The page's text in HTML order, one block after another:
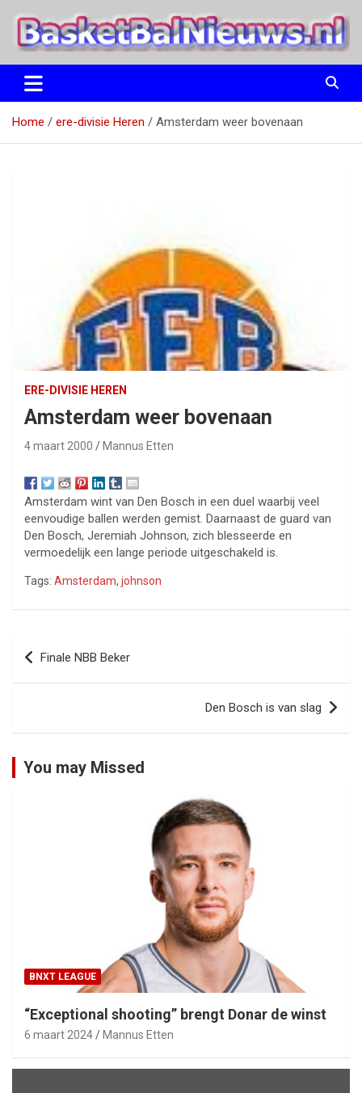
naar
BasketBalNieuws.nl
Etten
Home ere-divisie Heren Amsterdam weer bovenaan
ERE-DIVISIE HEREN
Amsterdam weer bovenaan
4 maart 2000 Mannus Etten
Amsterdam wint van Den Bosch in een duel waarbij veel
eenvoudige ballen werden gemist. Daarnaast de guard van
Den Bosch, Jeremiah Johnson, zich blesseerde en
vermoedelijk een lange periode uitgeschakeld is.
Tags: Amsterdam, johnson
Bericht
navigatie
Finale NBB Beker
Den Bosch is van slag
You may Missed
BNXT LEAGUE
“Exceptional shooting” brengt Donar de winst
6 maart 2024 Mannus Etten